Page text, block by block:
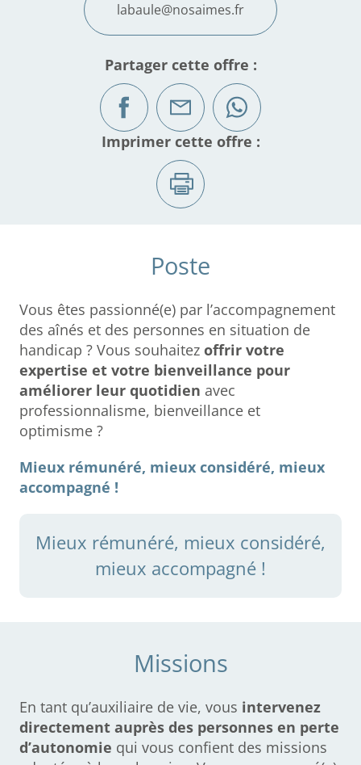
labaule@nosaimes.fr
Partager cette offre :
Imprimer cette offre :
Poste
Vous êtes passionné(e) par l’accompagnement
des aînés et des personnes en situation de
handicap ? Vous souhaitez offrir votre
expertise et votre bienveillance pour
améliorer leur quotidien avec
professionnalisme, bienveillance et
optimisme ?
Mieux rémunéré, mieux considéré, mieux
accompagné !
Mieux rémunéré, mieux considéré,
mieux accompagné !
Missions
En tant qu’auxiliaire de vie, vous intervenez
directement auprès des personnes en perte
d’autonomie qui vous confient des missions